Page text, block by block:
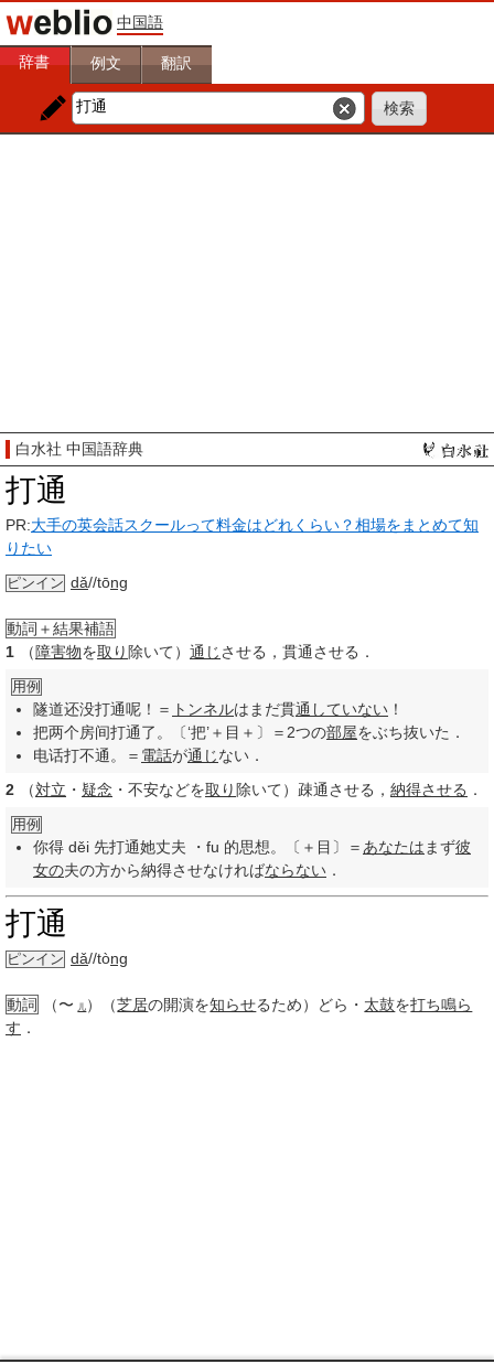
中国語
辞書 例文 翻訳
白水社 中国語辞典
打通
PR:大手の英会話スクールって料金はどれくらい？相場をまとめて知
りたい
ピンイン dǎ//tōng
動詞＋結果補語
1
（障害物を取り 除いて） 通じさせる，貫通させる．
用例
隧道还没打通呢！＝ トンネルはまだ貫通していない ！
把两个房间打通了。〔‘把’＋目＋〕＝2つの部屋をぶち抜いた．
电话打不通。＝ 電話が通じない．
2
（対立 ・ 疑念 ・不安などを取り 除いて）疎通させる， 納得させる ．
用例
你得 děi 先打通她丈夫 ・fu 的思想。〔＋目〕＝ あなたは まず彼
女の夫の方から納得させなければならない ．
打通
ピンイン dǎ//tòng
動詞 （〜 儿 ）（芝居の開演を知らせるため）どら・ 太鼓を打ち鳴ら
す ．